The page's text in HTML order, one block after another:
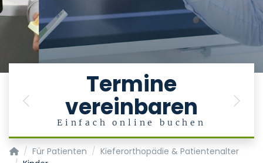
Termine
vereinbaren
Einfach online buchen
Previous Next
Klinik für Kieferorthopädie
Für Patienten
Kieferorthopädie & Patientenalter